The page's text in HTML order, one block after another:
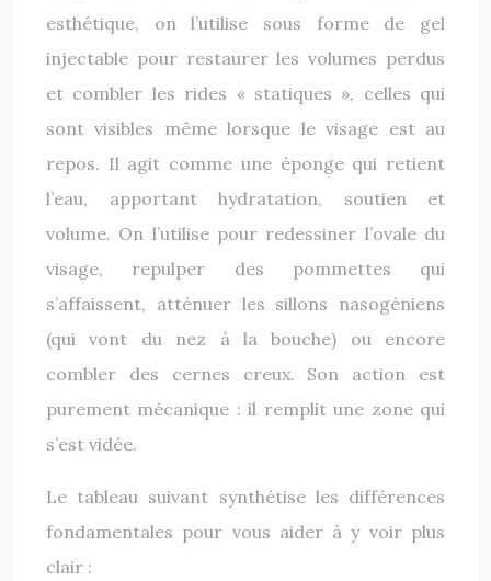
esthétique, on l’utilise sous forme de gel
injectable pour restaurer les volumes perdus
et combler les rides « statiques », celles qui
sont visibles même lorsque le visage est au
repos. Il agit comme une éponge qui retient
l’eau, apportant hydratation, soutien et
volume. On l’utilise pour redessiner l’ovale du
visage, repulper des pommettes qui
s’affaissent, atténuer les sillons nasogéniens
(qui vont du nez à la bouche) ou encore
combler des cernes creux. Son action est
purement mécanique : il remplit une zone qui
s’est vidée.
Le tableau suivant synthétise les différences
fondamentales pour vous aider à y voir plus
clair :